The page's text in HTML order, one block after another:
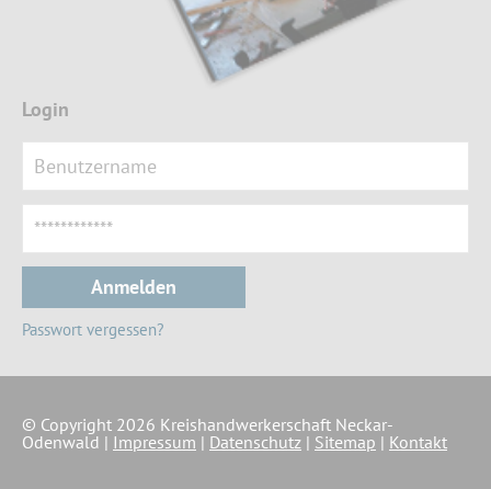
Login
Anmelden
Passwort vergessen?
© Copyright 2026 Kreishandwerkerschaft Neckar-
Odenwald | Impressum | Datenschutz | Sitemap | Kontakt